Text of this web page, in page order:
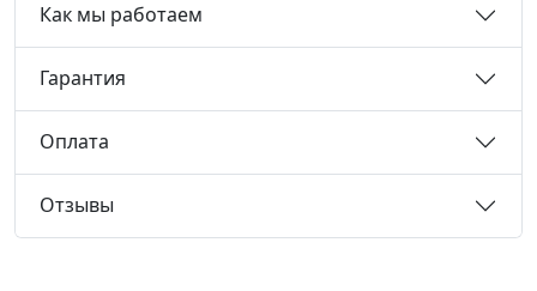
Как мы работаем
Гарантия
Оплата
Отзывы